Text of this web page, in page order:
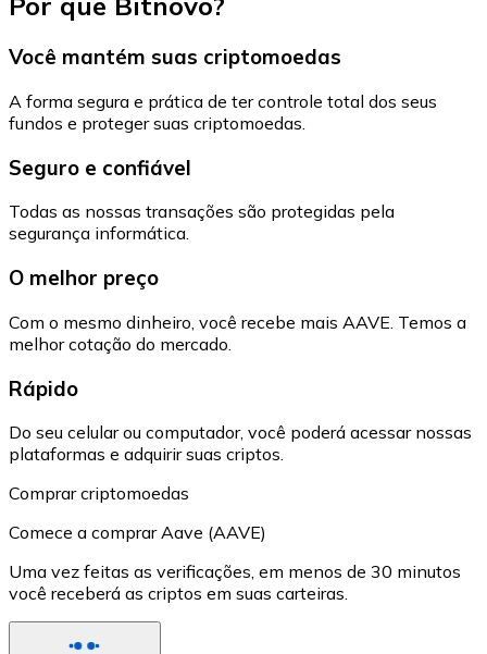
Você mantém suas criptomoedas
A forma segura e prática de ter controle total dos seus
fundos e proteger suas criptomoedas.
Seguro e confiável
Todas as nossas transações são protegidas pela
segurança informática.
O melhor preço
Com o mesmo dinheiro, você recebe mais AAVE. Temos a
melhor cotação do mercado.
Rápido
Do seu celular ou computador, você poderá acessar nossas
plataformas e adquirir suas criptos.
Comprar criptomoedas
Comece a comprar Aave (AAVE)
Uma vez feitas as verificações, em menos de 30 minutos
você receberá as criptos em suas carteiras.